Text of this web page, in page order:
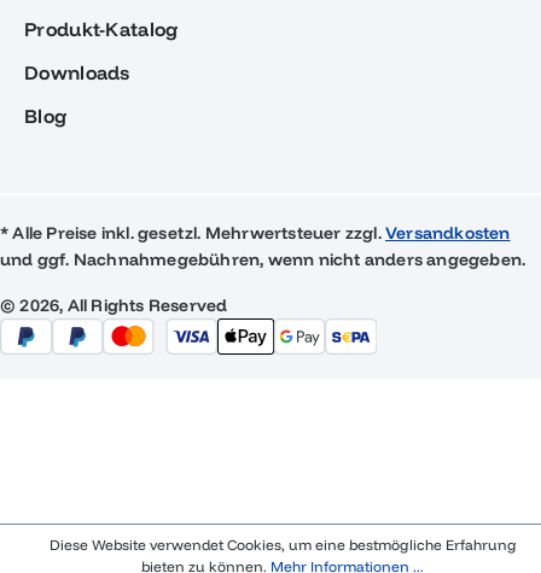
Produkt-Katalog
Downloads
Blog
* Alle Preise inkl. gesetzl. Mehrwertsteuer zzgl.Versandkosten
und ggf. Nachnahmegebühren, wenn nicht anders angegeben.
© 2026, All Rights Reserved
Diese Website verwendet Cookies, um eine bestmögliche Erfahrung
bieten zu können. Mehr Informationen ...